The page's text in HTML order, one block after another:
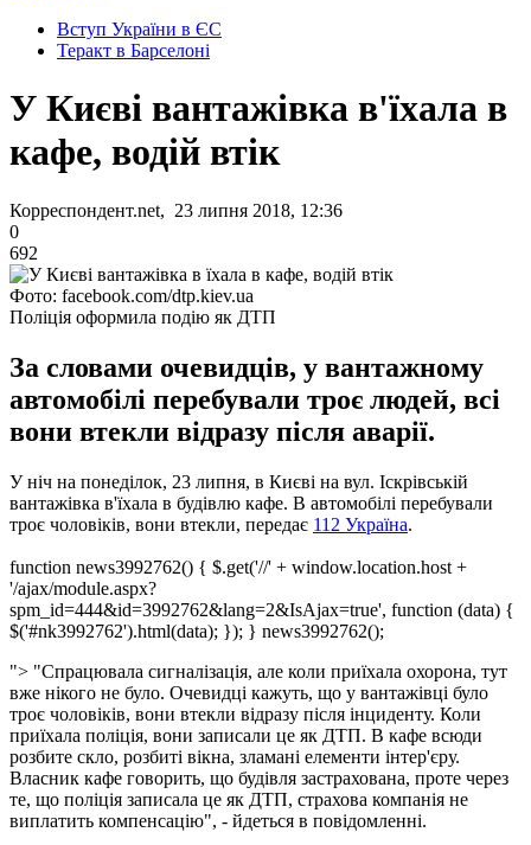
Вступ України в ЄС
Теракт в Барселоні
У Києві вантажівка в'їхала в
кафе, водій втік
Корреспондент.net, 23 липня 2018, 12:36
0
692
Фото: facebook.com/dtp.kiev.ua
Поліція оформила подію як ДТП
За словами очевидців, у вантажному
автомобілі перебували троє людей, всі
вони втекли відразу після аварії.
У ніч на понеділок, 23 липня, в Києві на вул. Іскрівській
вантажівка в'їхала в будівлю кафе. В автомобілі перебували
троє чоловіків, вони втекли, передає 112 Україна.
function news3992762() { $.get('//' + window.location.host +
'/ajax/module.aspx?
spm_id=444&id=3992762&lang=2&IsAjax=true', function (data) {
$('#nk3992762').html(data); }); } news3992762();
"> "Спрацювала сигналізація, але коли приїхала охорона, тут
вже нікого не було. Очевидці кажуть, що у вантажівці було
троє чоловіків, вони втекли відразу після інциденту. Коли
приїхала поліція, вони записали це як ДТП. В кафе всюди
розбите скло, розбиті вікна, зламані елементи інтер'єру.
Власник кафе говорить, що будівля застрахована, проте через
те, що поліція записала це як ДТП, страхова компанія не
виплатить компенсацію", - йдеться в повідомленні.